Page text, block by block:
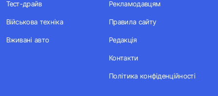
Тест-драйв
Військова техніка
Вживані авто
Рекламодавцям
Правила сайту
Редакція
Контакти
Політика конфіденційності